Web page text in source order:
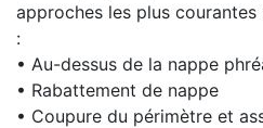
approches les plus
:
• Au-dessus de la nappe
• Rabattement de nappe
• Coupure du périmètre et